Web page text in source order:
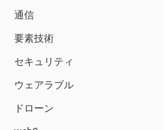
通信
要素技術
セキュリティ
ウェアラブル
ドローン